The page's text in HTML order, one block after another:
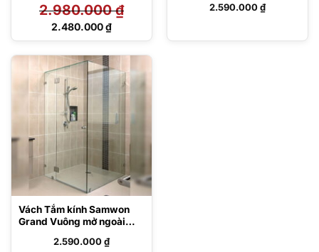
2.980.000₫
Giá
2.980.000 ₫.
2.480.000₫
Giá
tại
là:
2.480.000 ₫.
2.590.000₫
Vách Tắm kính Samwon
Grand Vuông mở ngoài
2.590.000₫